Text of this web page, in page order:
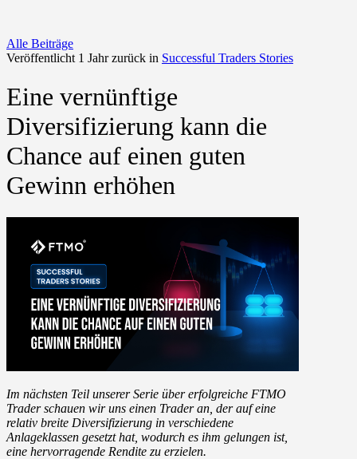
Alle Beiträge
Veröffentlicht 1 Jahr zurück in Successful Traders Stories
Eine vernünftige
Diversifizierung kann die
Chance auf einen guten
Gewinn erhöhen
Im nächsten Teil unserer Serie über erfolgreiche FTMO
Trader schauen wir uns einen Trader an, der auf eine
relativ breite Diversifizierung in verschiedene
Anlageklassen gesetzt hat, wodurch es ihm gelungen ist,
eine hervorragende Rendite zu erzielen.